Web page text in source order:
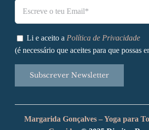
Li e aceito a Política de Privacidade
(é necessário que aceites para que possas
Margarida Gonçalves – Yoga para